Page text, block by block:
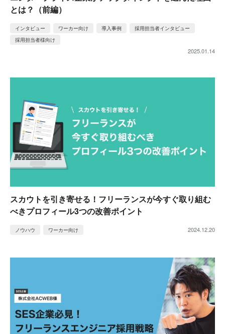
とは？（前編）
インタビュー ワーカー向け 導入事例
採用担当者インタビュー
採用担当者様向け
2025.01.14
スカウトを引き寄せる！フリーランスが今すぐ取り組む
べきプロフィール3つの改善ポイント
ノウハウ ワーカー向け 2024.12.20